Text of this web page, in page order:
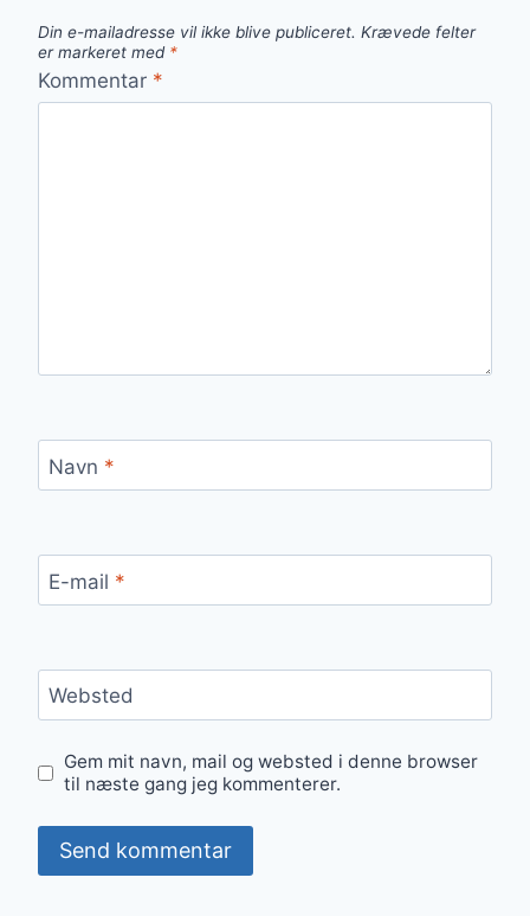
Din e-mailadresse vil ikke blive publiceret. Krævede felter
er markeret med *
Kommentar *
Navn *
E-mail *
Websted
Gem mit navn, mail og websted i denne browser
til næste gang jeg kommenterer.